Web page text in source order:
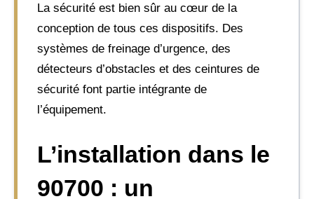
La sécurité est bien sûr au cœur de la
conception de tous ces dispositifs. Des
systèmes de freinage d’urgence, des
détecteurs d’obstacles et des ceintures de
sécurité font partie intégrante de
l’équipement.
L’installation dans le
90700 : un